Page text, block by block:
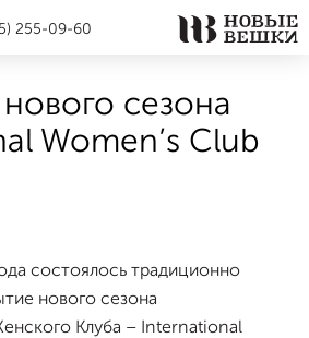
255-09-60
сезона
Women’s Club
состоялось традиционно
нового сезона
Клуба – International